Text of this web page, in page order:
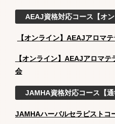
AEAJ資格対応コース【オン
【オンライン】AEAJアロマ
【オンライン】AEAJアロマ
会
JAMHA資格対応コース【通
JAMHAハーバルセラピストコ